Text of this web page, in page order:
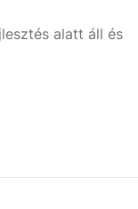
alatt áll és